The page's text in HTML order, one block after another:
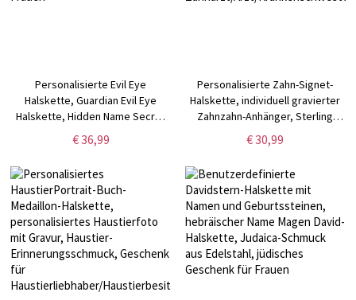
Personalisierte Evil Eye
Halskette, Guardian Evil Eye
Halskette, Hidden Name Secret
Message Evil Eye Anhänger,
Talisman Evil Eye, Geschenk für
€ 36,99
Personalisierte Zahn-Signet-
Halskette, individuell gravierter
Zahnzahn-Anhänger, Sterling
Silber 925 Schmuck, Geschenk
für
Zahnarzt/Arzt/Krankenschwester/
€ 30,99